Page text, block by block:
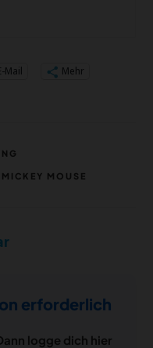
Mail Mehr
MICKEY MOUSE
erforderlich
logge dich hier